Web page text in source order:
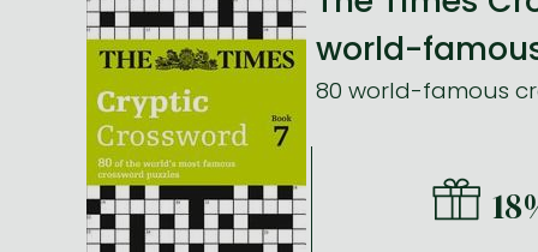
world-
80 world-famous